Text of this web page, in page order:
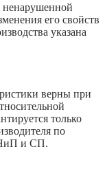
ненарушенной
его свойств
указана
верны при
только
по
и СП.